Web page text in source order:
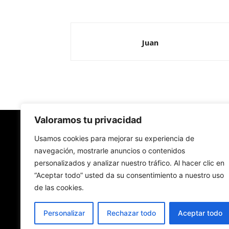
Valoramos tu privacidad
Usamos cookies para mejorar su experiencia de
navegación, mostrarle anuncios o contenidos
personalizados y analizar nuestro tráfico. Al hacer clic en
“Aceptar todo” usted da su consentimiento a nuestro uso
de las cookies.
Personalizar Rechazar todo Aceptar todo
Juan
Redes Cristianas
Una mirada alternativa sobre la Iglesia católica
- Colectivos de Redes Cristianas